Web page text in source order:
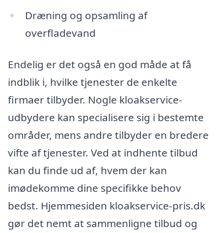
Dræning og opsamling af
overfladevand
Endelig er det også en god måde at få
indblik i, hvilke tjenester de enkelte
firmaer tilbyder. Nogle kloakservice-
udbydere kan specialisere sig i bestemte
områder, mens andre tilbyder en bredere
vifte af tjenester. Ved at indhente tilbud
kan du finde ud af, hvem der kan
imødekomme dine specifikke behov
bedst. Hjemmesiden kloakservice-pris.dk
gør det nemt at sammenligne tilbud og